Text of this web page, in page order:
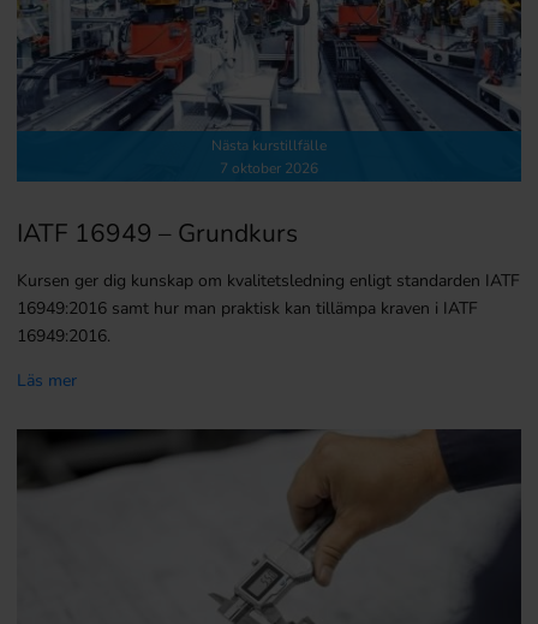
Nästa kurstillfälle
7 oktober 2026
IATF 16949 – Grundkurs
Kursen ger dig kunskap om kvalitetsledning enligt standarden IATF
16949:2016 samt hur man praktisk kan tillämpa kraven i IATF
16949:2016.
Läs mer